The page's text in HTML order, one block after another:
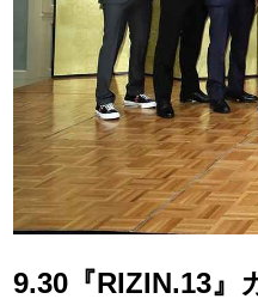
9.30『RIZIN.13』